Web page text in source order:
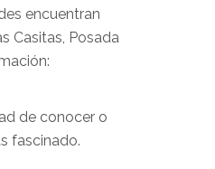
encuentran
Casitas, Posada
de conocer o
fascinado.